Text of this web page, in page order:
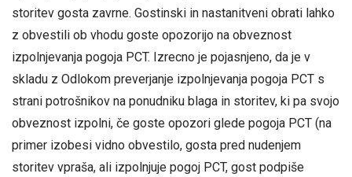
storitev gosta zavrne. Gostinski in nastanitveni obrati lahko
z obvestili ob vhodu goste opozorijo na obveznost
izpolnjevanja pogoja PCT. Izrecno je pojasnjeno, da je v
skladu z Odlokom preverjanje izpolnjevanja pogoja PCT s
strani potrošnikov na ponudniku blaga in storitev, ki pa svojo
obveznost izpolni, če goste opozori glede pogoja PCT (na
primer izobesi vidno obvestilo, gosta pred nudenjem
storitev vpraša, ali izpolnjuje pogoj PCT, gost podpiše